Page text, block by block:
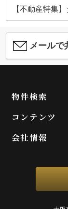
【不動産特集
メールで
物件検索
コンテンツ
会社情報